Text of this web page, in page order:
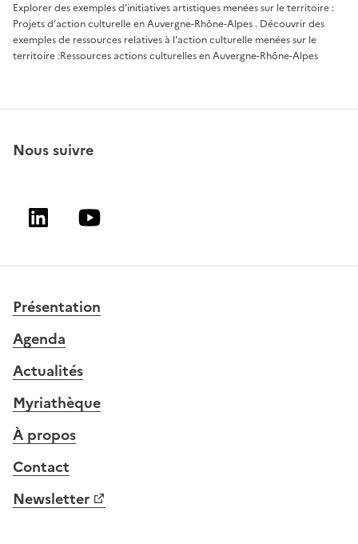
Explorer des exemples d’initiatives artistiques menées sur le territoire :
Projets d’action culturelle en Auvergne-Rhône-Alpes . Découvrir des
exemples de ressources relatives à l'action culturelle menées sur le
territoire :Ressources actions culturelles en Auvergne-Rhône-Alpes
Nous suivre
LinkedinYoutube
Présentation
Agenda
Actualités
Myriathèque
À propos
Contact
Newsletter